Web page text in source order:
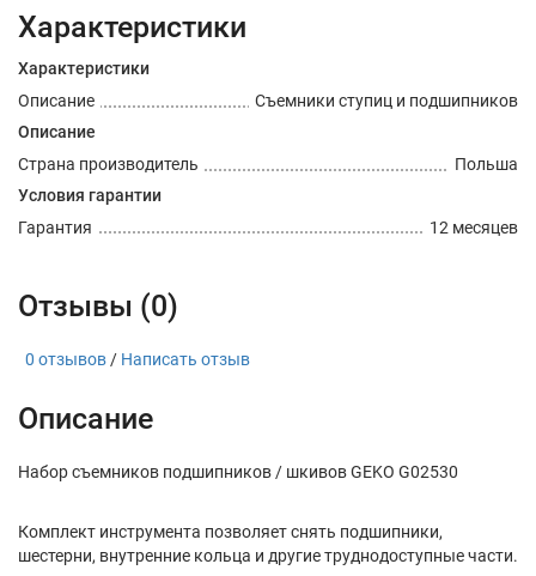
Характеристики
Характеристики
Описание
Съемники ступиц и подшипников
Описание
Страна производитель
Польша
Условия гарантии
Гарантия
12 месяцев
Отзывы (0)
0 отзывов/ Написать отзыв
Описание
Набор съемников подшипников / шкивов GEKO G02530
Комплект инструмента позволяет снять подшипники,
шестерни, внутренние кольца и другие труднодоступные части.